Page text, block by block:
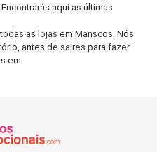
aqui as últimas
as lojas em Manscos. Nós
antes de saires para fazer
em